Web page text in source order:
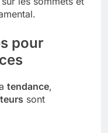
pour
tendance,
sont